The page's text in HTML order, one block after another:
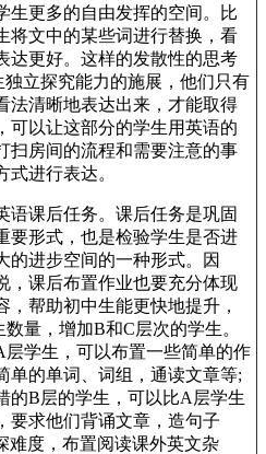
生更多的自由发挥的空间。比
将文中的某些词进行替换，看
达更好。这样的发散性的思考
立探究能力的施展，他们只有
法清晰地表达出来，才能取得
可以让这部分的学生用英语的
扫房间的流程和需要注意的事
式进行表达。
课后任务。课后任务是巩固
要形式，也是检验学生是否进
的进步空间的一种形式。因
，课后布置作业也要充分体现
，帮助初中生能更快地提升，
量，增加B和C层次的学生。
学生，可以布置一些简单的作
单的单词、词组，通读文章等;
的B层的学生，可以比A层学生
要求他们背诵文章，造句子
难度，布置阅读课外英文杂